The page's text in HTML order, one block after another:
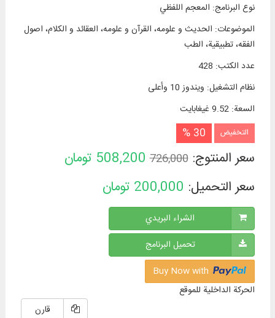
نوع البرنامج: المعجم اللفظي
الموضوعات: الحديث و علومه، القرآن و علومه، العقائد و الكلام، اصول
الفقه، تطبيقية، الطب
عدد الكتب:
428
نظام التشغیل: ويندوز 10 وأعلی
السعة:9.52 غيغابايت
التخفيض 30 %
سعر المنتوج:726,000
508,200 تومان
سعر التحميل: 200,000 تومان
الشراء البريدي
تحميل البرنامج
الحركة الداخلية للموقع
قارن